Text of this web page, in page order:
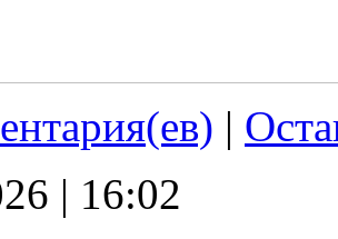
|
| 16:02